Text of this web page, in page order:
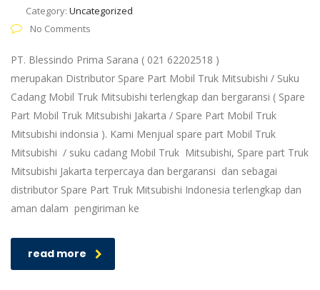
Category: Uncategorized
No Comments
PT. Blessindo Prima Sarana ( 021 62202518 )
merupakan Distributor Spare Part Mobil Truk Mitsubishi / Suku
Cadang Mobil Truk Mitsubishi terlengkap dan bergaransi ( Spare
Part Mobil Truk Mitsubishi Jakarta / Spare Part Mobil Truk
Mitsubishi indonsia ). Kami Menjual spare part Mobil Truk
Mitsubishi / suku cadang Mobil Truk Mitsubishi, Spare part Truk
Mitsubishi Jakarta terpercaya dan bergaransi dan sebagai
distributor Spare Part Truk Mitsubishi Indonesia terlengkap dan
aman dalam pengiriman ke
read more